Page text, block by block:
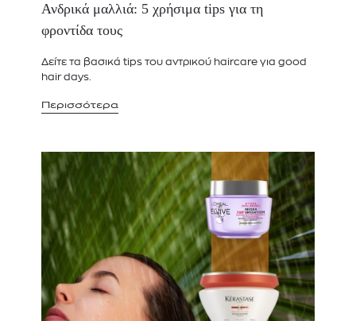
Ανδρικά μαλλιά: 5 χρήσιμα tips για τη
φροντίδα τους
Δείτε τα βασικά tips του αντρικού haircare για good
hair days.
Περισσότερα